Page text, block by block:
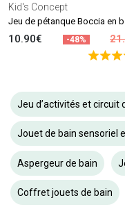
Kid's Concept
Jeu de pétanque Boccia en
10.90€ -48%
Jeu d’activités et circuit
Jouet de bain sensoriel
Aspergeur de bain
Coffret jouets de bain